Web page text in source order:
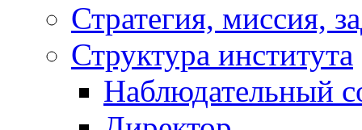
Стратегия, миссия,
Структура института
Наблюдательный